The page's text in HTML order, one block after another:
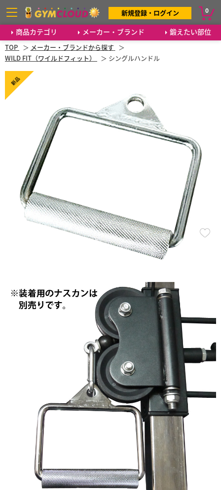
商品カテゴリ メーカー・ブランド 鍛えたい部位
新規登録・ログイン 0
TOP
メーカー・ブランドから探す
WILD FIT（ワイルドフィット）
シングルハンドル
新品